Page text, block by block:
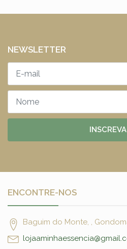
NEWSLETTER
ENCONTRE-NOS
Baguim do Monte, ,